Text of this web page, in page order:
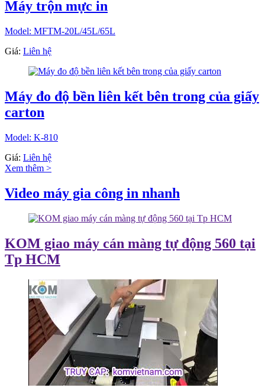
Máy trộn mực in
Model: MFTM-20L/45L/65L
Giá: Liên hệ
Máy đo độ bền liên kết bên trong của giấy
carton
Model: K-810
Giá: Liên hệ
Xem thêm >
Video máy gia công in nhanh
KOM giao máy cán màng tự động 560 tại
Tp HCM